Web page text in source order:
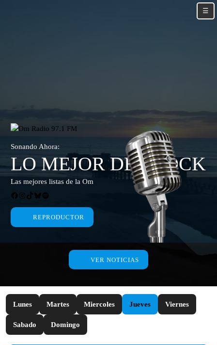
Sonando Ahora:
LO MEJOR DEL ROCK
Las mejores listas de la Om
Facebook Instagram TikTok Bluesky Spotify
REPRODUCTOR
VER NOTICIAS
Lunes Martes Miercoles Jueves Viernes
Sabado Domingo
☰